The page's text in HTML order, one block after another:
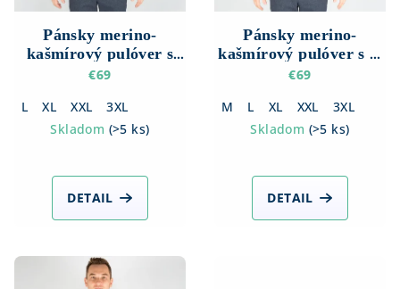
o
Pánsky merino-
kašmírový pulóver s
okrúhlym výstrihom
€69
L
XL XXL
3XL
Skladom (>5 ks)
DETAIL
Pánsky merino-
kašmírový pulóver s V
výstrihom
€69
M
L XL XXL
3XL
Skladom (>5 ks)
DETAIL